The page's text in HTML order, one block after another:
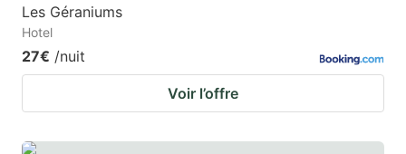
Les Géraniums
Hotel
27€ /nuit
Voir l’offre